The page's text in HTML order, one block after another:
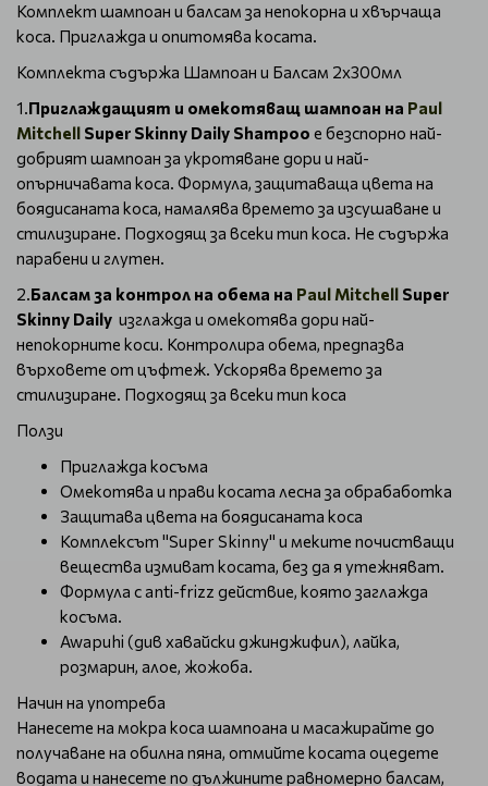
Комплект шампоан и балсам за непокорна и хвърчаща
коса. Приглажда и опитомява косата.
Комплекта съдържа Шампоан и Балсам 2х300мл
1.Приглаждащият и омекотяващ шампоан на Paul
Mitchell Super Skinny Daily Shampoo е безспорно най-
добрият шампоан за укротяване дори и най-
опърничавата коса. Формула, защитаваща цвета на
боядисаната коса, намалява времето за изсушаване и
стилизиране. Подходящ за всеки тип коса. Не съдържа
парабени и глутен.
2.Балсам за контрол на обема на Paul Mitchell Super
Skinny Daily изглажда и омекотява дори най-
непокорните коси. Контролира обема, предпазва
върховете от цъфтеж. Ускорява времето за
стилизиране. Подходящ за всеки тип коса
Ползи
Приглажда косъма
Омекотява и прави косата лесна за обрабаботка
Защитава цвета на боядисаната коса
Комплексът "Super Skinny" и меките почистващи
вещества измиват косата, без да я утежняват.
Формула с anti-frizz действие, която заглажда
косъма.
Awapuhi (див хавайски джинджифил), лайка,
розмарин, алое, жожоба.
Начин на употреба
Нанесете на мокра коса шампоана и масажирайте до
получаване на обилна пяна, отмийте косата оцедете
водата и нанесете по дължините равномерно балсам,